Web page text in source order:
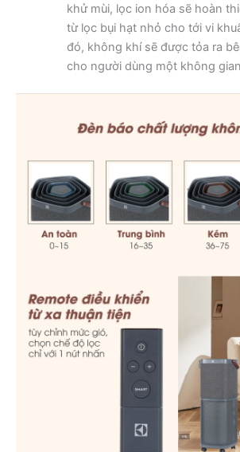
khử mùi, lọc ion hóa sẽ hoàn
từ lọc bụi hạt nhỏ cho tới vi
đó, không khí sẽ được tỏa ra
cho người dùng một không